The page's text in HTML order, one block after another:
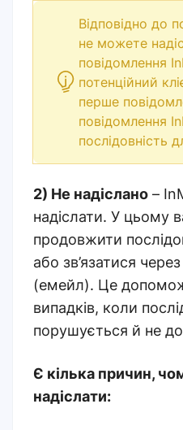
Відповідно до
не можете
повідомлення
потенційний
перше
повідомлення
послідовність
2) Не надіслано –
надіслати. У цьому
продовжити
або зв’язатися
(емейл). Це
випадків, коли
порушується й не
Є кілька причин,
надіслати: